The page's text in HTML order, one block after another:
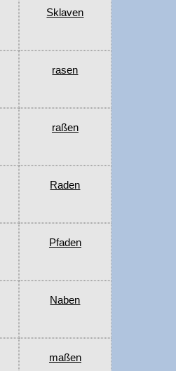
Sklaven
rasen
raßen
Raden
Pfaden
Naben
maßen